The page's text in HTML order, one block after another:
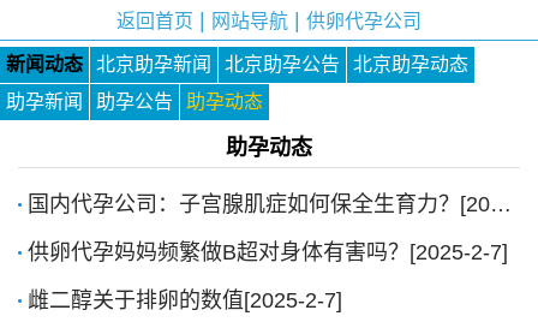
返回首页 网站导航 供卵代孕公司
新闻动态 北京助孕新闻 北京助孕公告
北京助孕动态
助孕新闻
助孕公告 助孕动态
助孕动态
国内代孕公司：子宫腺肌症如何保全生育力？[2025-6-16]
供卵代孕妈妈频繁做B超对身体有害吗？[2025-2-7]
雌二醇关于排卵的数值[2025-2-7]